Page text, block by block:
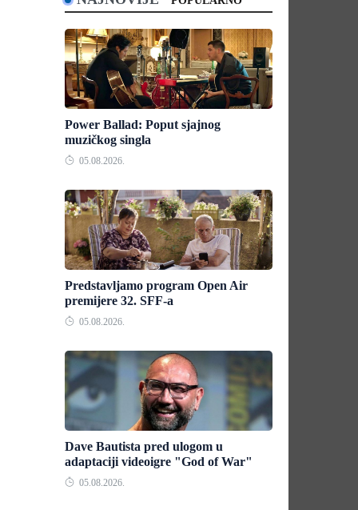
Power Ballad: Poput sjajnog
muzičkog singla
05.08.2026.
Predstavljamo program Open Air
premijere 32. SFF-a
05.08.2026.
Dave Bautista pred ulogom u
adaptaciji videoigre "God of War"
05.08.2026.